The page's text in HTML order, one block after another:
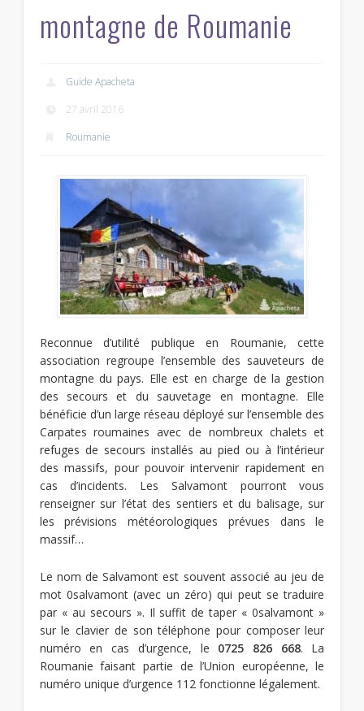
montagne de Roumanie
Guide Apacheta
27 avril 2016
Roumanie
Reconnue d’utilité publique en Roumanie, cette
association regroupe l’ensemble des sauveteurs de
montagne du pays. Elle est en charge de la gestion
des secours et du sauvetage en montagne. Elle
bénéficie d’un large réseau déployé sur l’ensemble des
Carpates roumaines avec de nombreux chalets et
refuges de secours installés au pied ou à l’intérieur
des massifs, pour pouvoir intervenir rapidement en
cas d’incidents. Les Salvamont pourront vous
renseigner sur l’état des sentiers et du balisage, sur
les prévisions météorologiques prévues dans le
massif…
Le nom de Salvamont est souvent associé au jeu de
mot 0salvamont (avec un zéro) qui peut se traduire
par « au secours ». Il suffit de taper « 0salvamont »
sur le clavier de son téléphone pour composer leur
numéro en cas d’urgence, le 0725 826 668. La
Roumanie faisant partie de l’Union européenne, le
numéro unique d’urgence 112 fonctionne légalement.